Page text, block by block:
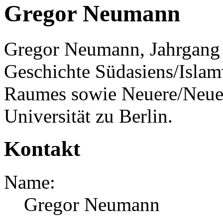
Gregor Neumann
Gregor Neumann,
Geschichte Südasiens/
Raumes sowie Neuere/
Universität zu Berlin.
Kontakt
Name:
Gregor Neumann